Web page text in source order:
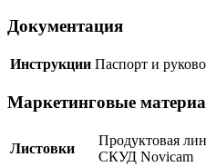
Документация
Инструкции Паспорт и
Маркетинговые
Листовки
Продуктовая
СКУД Novicam